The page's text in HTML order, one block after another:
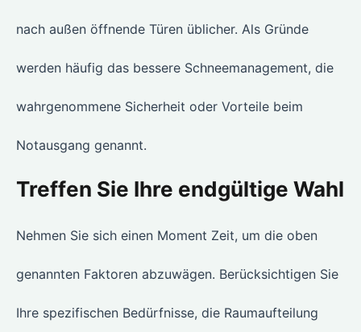
nach außen öffnende Türen üblicher. Als Gründe
werden häufig das bessere Schneemanagement, die
wahrgenommene Sicherheit oder Vorteile beim
Notausgang genannt.
Treffen Sie Ihre endgültige Wahl
Nehmen Sie sich einen Moment Zeit, um die oben
genannten Faktoren abzuwägen. Berücksichtigen Sie
Ihre spezifischen Bedürfnisse, die Raumaufteilung